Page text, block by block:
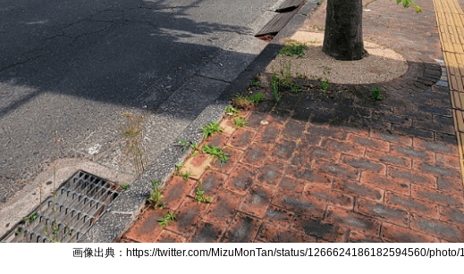
画像出典：https://twitter.com/MizuMonTan/status/1266624186182594560/photo/1